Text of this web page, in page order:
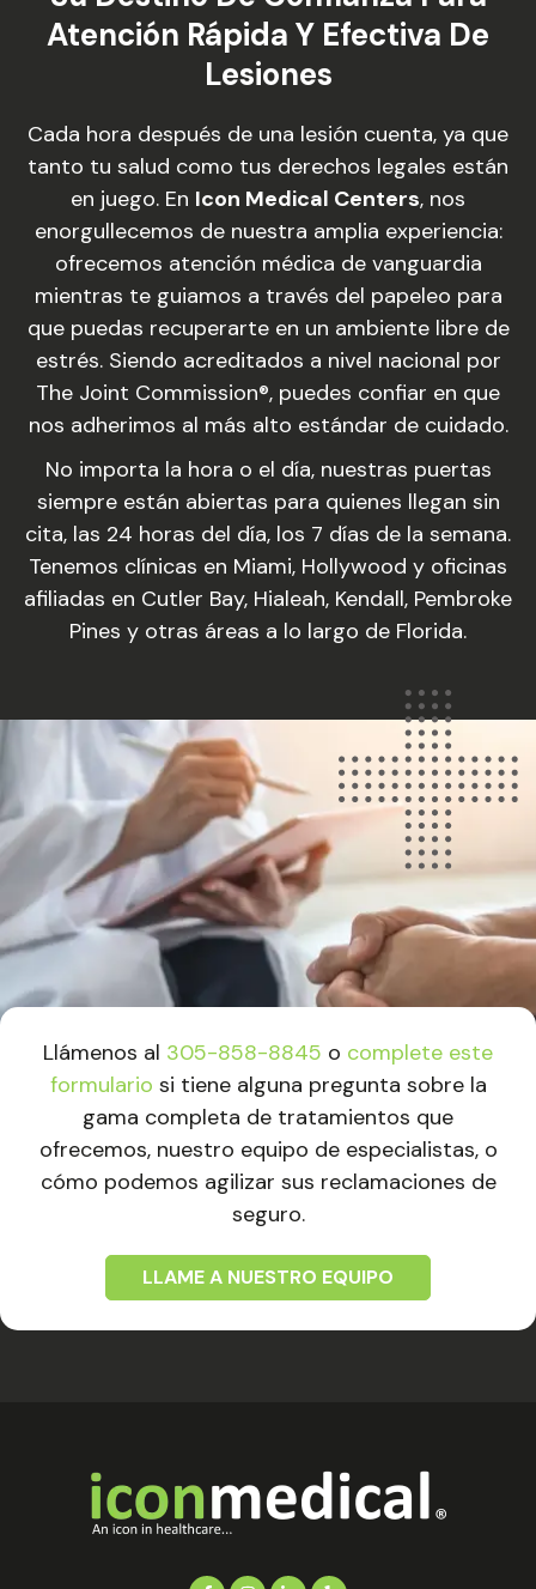
Atención Rápida Y Efectiva De
Lesiones
Cada hora después de una lesión cuenta, ya que
tanto tu salud como tus derechos legales están
en juego. En Icon Medical Centers, nos
enorgullecemos de nuestra amplia experiencia:
ofrecemos atención médica de vanguardia
mientras te guiamos a través del papeleo para
que puedas recuperarte en un ambiente libre de
estrés. Siendo acreditados a nivel nacional por
The Joint Commission®, puedes confiar en que
nos adherimos al más alto estándar de cuidado.
No importa la hora o el día, nuestras puertas
siempre están abiertas para quienes llegan sin
cita, las 24 horas del día, los 7 días de la semana.
Tenemos clínicas en Miami, Hollywood y oficinas
afiliadas en Cutler Bay, Hialeah, Kendall, Pembroke
Pines y otras áreas a lo largo de Florida.
Llámenos al 305-858-8845 o complete este
formulario si tiene alguna pregunta sobre la
gama completa de tratamientos que
ofrecemos, nuestro equipo de especialistas, o
cómo podemos agilizar sus reclamaciones de
seguro.
LLAME A NUESTRO EQUIPO